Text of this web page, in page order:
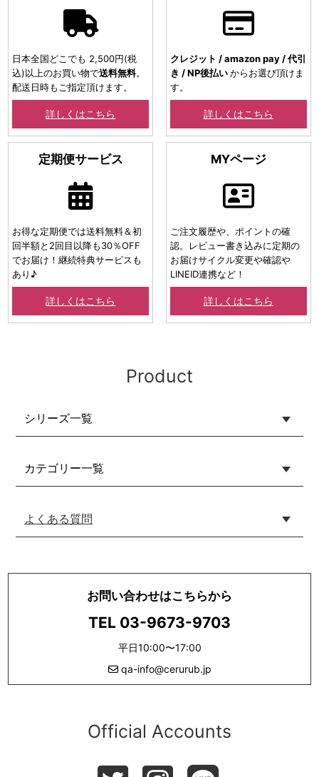
日本全国どこでも 2,500円(税
込)以上のお買い物で送料無料。
配送日時もご指定頂けます。
詳しくはこちら
クレジット / amazon pay / 代引
き / NP後払い からお選び頂けま
す。
詳しくはこちら
定期便サービス
お得な定期便では送料無料＆初
回半額と2回目以降も30％OFF
でお届け！継続特典サービスも
あり♪
詳しくはこちら
MYページ
ご注文履歴や、ポイントの確
認。レビュー書き込みに定期の
お届けサイクル変更や確認や
LINEID連携など！
詳しくはこちら
Product
シリーズ一覧
カテゴリー一覧
よくある質問
お問い合わせはこちらから
TEL 03-9673-9703
平日10:00〜17:00
qa-info@cerurub.jp
Official Accounts